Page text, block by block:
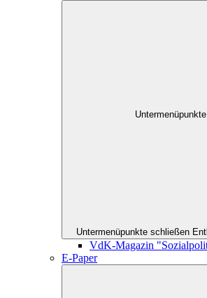
Untermenüpunkte schließen
VdK-Magazin
E-Paper